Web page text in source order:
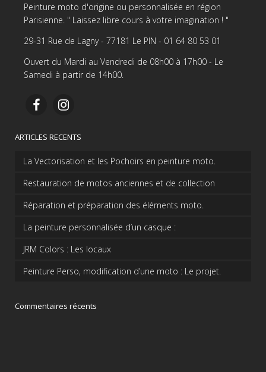
Peinture moto d'origine ou personnalisée en région
Parisienne. " Laissez libre cours à votre imagination ! "
29-31 Rue de Lagny - 77181 Le PIN - 01 64 80 53 01
Ouvert du Mardi au Vendredi de 08h00 à 17h00 - Le
Samedi à partir de 14h00.
ARTICLES RECENTS
La Vectorisation et les Pochoirs en peinture moto.
Restauration de motos anciennes et de collection
Réparation et préparation des éléments moto.
La peinture personnalisée d’un casque :
JRM Colors : Les locaux
Peinture Perso, modification d’une moto : Le projet.
Commentaires récents